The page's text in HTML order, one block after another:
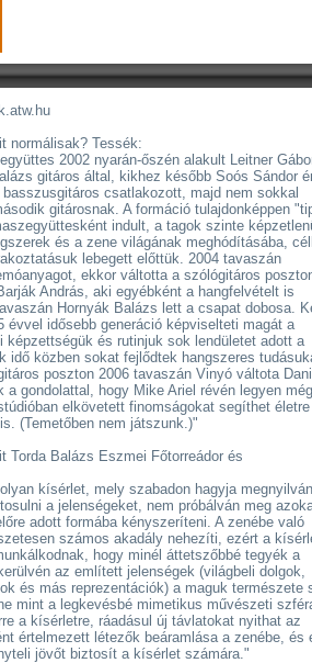
normálisak? Tessék:
2002 nyarán-őszén alakult Leitner
gitáros által, kikhez később Soós Sándor
csatlakozott, majd nem sokkal
gitárosnak. A formáció tulajdonképpen
indult, a tagok szinte
és a zene világának meghódításába,
lebegett előttük. 2004 tavaszán
ekkor váltotta a szólógitáros
András, aki egyébként a hangfelvételt is
Hornyák Balázs lett a csapat dobosa.
évvel idősebb generáció képviselteti magát a
képzettségük és rutinjuk sok lendületet adott a
idő közben sokat fejlődtek hangszeres
poszton 2006 tavaszán Vinyó váltota
a gondolattal, hogy Mike Ariel révén legyen
elkövetett finomságokat segíthet
(Temetőben nem játszunk.)"
Torda Balázs Eszmei Főtorreádor és
kísérlet, mely szabadon hagyja
a jelenségeket, nem próbálván meg
adott formába kényszeríteni. A zenébe való
számos akadály nehezíti, ezért a
hogy minél áttetszőbbé tegyék a
az említett jelenségek (világbeli dolgok,
és más reprezentációk) a maguk természete
mint a legkevésbé mimetikus művészeti
a kísérletre, ráadásul új távlatokat nyithat az
értelmezett létezők beáramlása a zenébe, és
jövőt biztosít a kísérlet számára."